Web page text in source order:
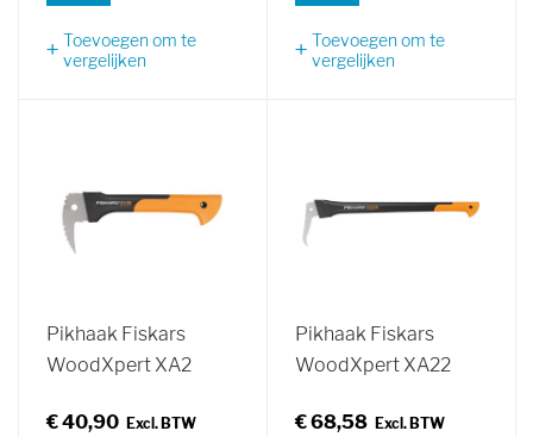
Toevoegen om te
vergelijken
Toevoegen om te
vergelijken
Pikhaak Fiskars
WoodXpert XA2
€ 40,90
Pikhaak Fiskars
WoodXpert XA22
€ 68,58